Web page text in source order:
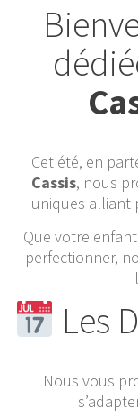
Cet été, en
Cassis, nous
uniques alliant
Que votre
perfectionner,
Les
Nous vous